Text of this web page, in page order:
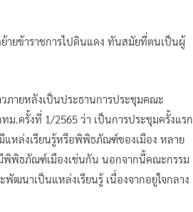
ายข้าราชการไปดินแดง ทันสมัยที่ตนเป็นผู้
ภายหลังเป็นประธานการประชุมคณะ
.ครั้งที่ 1/2565 ว่า เป็นการประชุมครั้งแรก
แหล่งเรียนรู้หรือพิพิธภัณฑ์ของเมือง หลาย
พิพิธภัณฑ์เมืองเช่นกัน นอกจากนี้คณะกรรม
ฒนาเป็นแหล่งเรียนรู้ เนื่องจากอยู่ใจกลาง